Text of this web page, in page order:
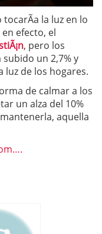
la luz en lo
en efecto, el
, pero los
un 2,7% y
de los hogares.
de calmar a los
un alza del 10%
aquella